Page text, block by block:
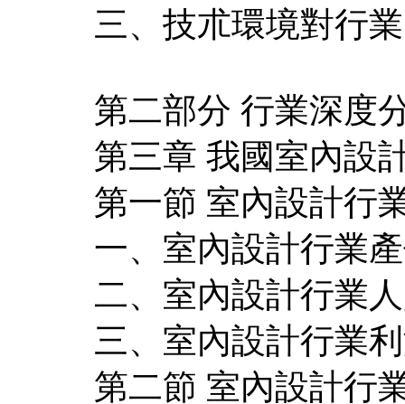
三、技朮環境對行
第二部分 行業深度
第三章 我國室內設
第一節 室內設計行
一、室內設計行業
二、室內設計行業
三、室內設計行業
第二節 室內設計行